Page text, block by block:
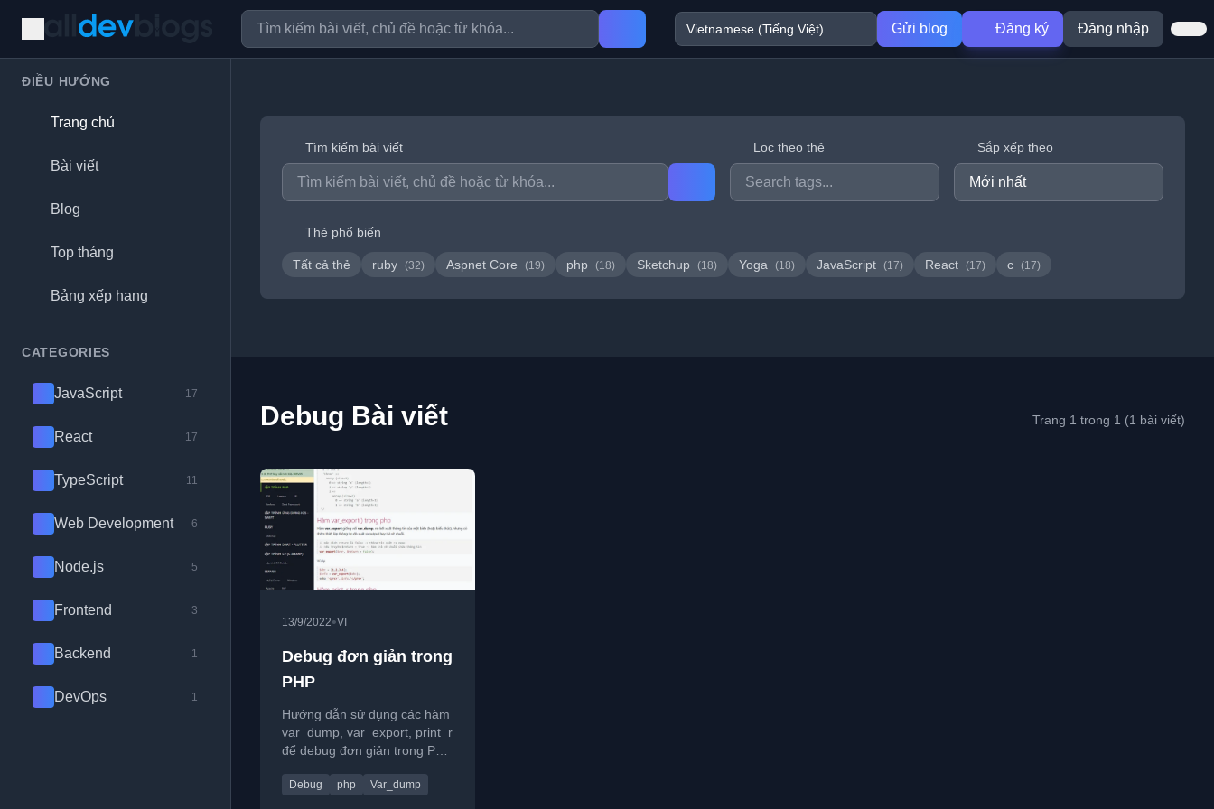
Gửi blog Đăng ký Đăng nhập
ĐIỀU HƯỚNG
Trang chủ
Bài viết
Blog
Top tháng
Bảng xếp hạng
CATEGORIES
JavaScript 17
React 17
TypeScript 11
Web Development 6
Node.js 5
Frontend 3
Backend 1
DevOps 1
Tìm kiếm bài viết Lọc theo thẻ Sắp xếp theo
Thẻ phổ biến
Tất cả thẻ ruby (32) Aspnet Core (19) php (18) Sketchup (18) Yoga (18) JavaScript (17) React (17) c (17)
Debug Bài viết Trang 1 trong 1 (1 bài viết)
13/9/2022•VI
Debug đơn giản trong
PHP
Hướng dẫn sử dụng các hàm
var_dump, var_export, print_r
để debug đơn giản trong PHP
Debug php Var_dump